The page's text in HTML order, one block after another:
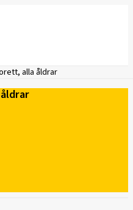
alla åldrar